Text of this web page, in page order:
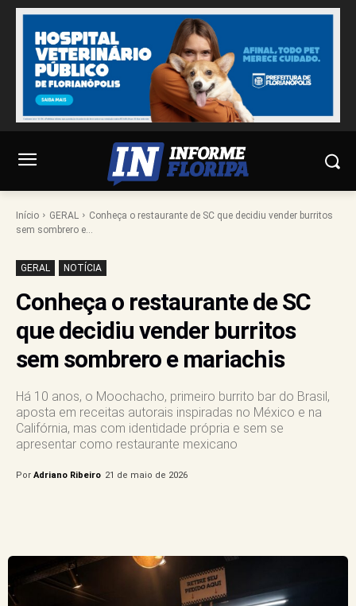
Início GERAL
Conheça o restaurante de SC que decidiu vender burritos
sem sombrero e...
GERAL NOTÍCIA
Conheça o restaurante de SC
que decidiu vender burritos
sem sombrero e mariachis
Há 10 anos, o Moochacho, primeiro burrito bar do Brasil,
aposta em receitas autorais inspiradas no México e na
Califórnia, mas com identidade própria e sem se
apresentar como restaurante mexicano
Por Adriano Ribeiro 21 de maio de 2026